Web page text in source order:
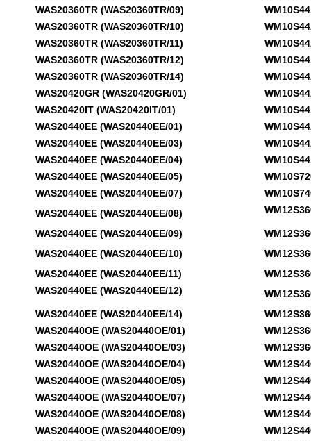
WAS20360TR (WAS20360TR/09)
WAS20360TR (WAS20360TR/10)
WAS20360TR (WAS20360TR/11)
WAS20360TR (WAS20360TR/12)
WAS20360TR (WAS20360TR/14)
WAS20420GR (WAS20420GR/01)
WAS20420IT (WAS20420IT/01)
WAS20440EE (WAS20440EE/01)
WAS20440EE (WAS20440EE/03)
WAS20440EE (WAS20440EE/04)
WAS20440EE (WAS20440EE/05)
WAS20440EE (WAS20440EE/07)
WAS20440EE (WAS20440EE/08)
WAS20440EE (WAS20440EE/09)
WAS20440EE (WAS20440EE/10)
WAS20440EE (WAS20440EE/11)
WAS20440EE (WAS20440EE/12)
WAS20440EE (WAS20440EE/14)
WAS20440OE (WAS20440OE/01)
WAS20440OE (WAS20440OE/03)
WAS20440OE (WAS20440OE/04)
WAS20440OE (WAS20440OE/05)
WAS20440OE (WAS20440OE/07)
WAS20440OE (WAS20440OE/08)
WAS20440OE (WAS20440OE/09)